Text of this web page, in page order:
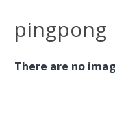
pingpong
There are no